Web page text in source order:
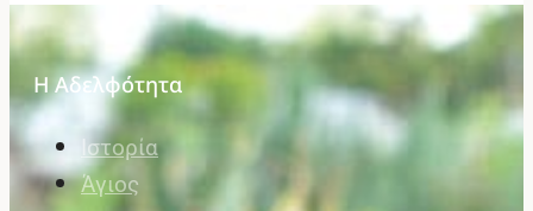
Η Αδελφότητα
Ιστορία
Άγιος